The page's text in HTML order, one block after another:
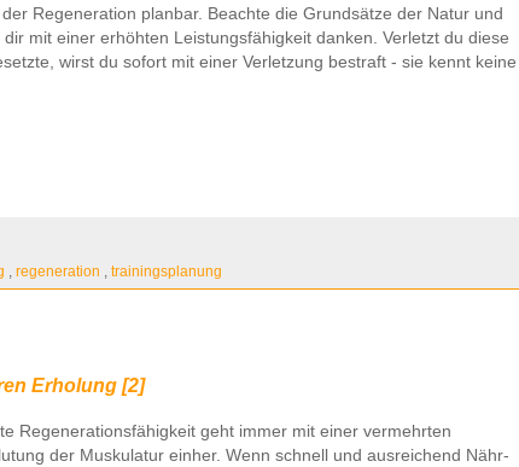
der Regeneration planbar. Beachte die Grundsätze der Natur und
dir mit einer erhöhten Leistungsfähigkeit danken. Verletzt du diese
wirst du sofort mit einer Verletzung bestraft - sie kennt keine
regeneration trainingsplanung
Erholung [2]
Regenerationsfähigkeit geht immer mit einer vermehrten
der Muskulatur einher. Wenn schnell und ausreichend Nähr-